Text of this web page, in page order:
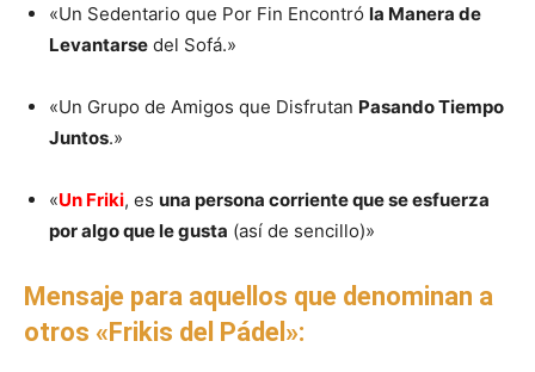
«Un Sedentario que Por Fin Encontró la Manera de
Levantarse del Sofá.»
«Un Grupo de Amigos que Disfrutan Pasando Tiempo
Juntos.»
«Un Friki, es una persona corriente que se esfuerza
por algo que le gusta (así de sencillo)»
Mensaje para aquellos que denominan a
otros «Frikis del Pádel»: